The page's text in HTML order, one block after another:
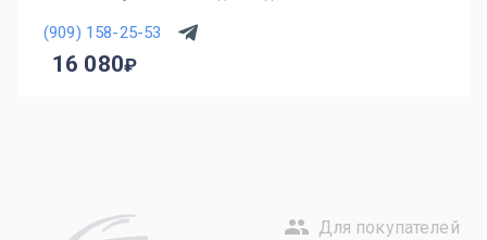
(909) 158-25-53
16 080
Для покупателей